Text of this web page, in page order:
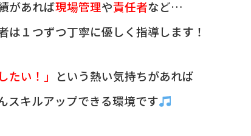
があれば現場管理や責任者など…
は１つずつ丁寧に優しく指導します！
たい！」 という熱い気持ちがあれば
スキルアップできる環境です